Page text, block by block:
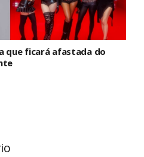
que ficará afastada do